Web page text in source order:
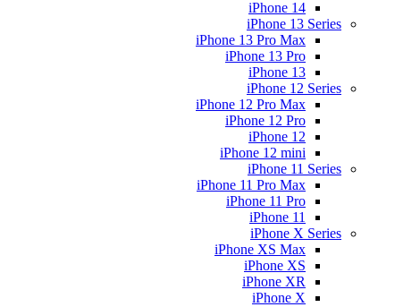
iPhone 14
iPhone 13 Series
iPhone 13 Pro Max
iPhone 13 Pro
iPhone 13
iPhone 12 Series
iPhone 12 Pro Max
iPhone 12 Pro
iPhone 12
iPhone 12 mini
iPhone 11 Series
iPhone 11 Pro Max
iPhone 11 Pro
iPhone 11
iPhone X Series
iPhone XS Max
iPhone XS
iPhone XR
iPhone X